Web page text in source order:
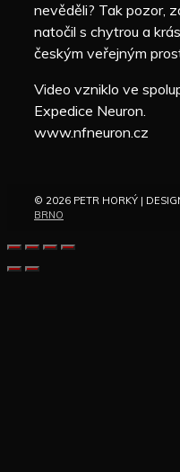
nevěděli? Tak pozor,
natočil s chytrou a
českým veřejným
Video vzniklo ve
Expedice Neuron.
www.nfneuron.cz
© 2026 PETR HORKÝ |
BRNO